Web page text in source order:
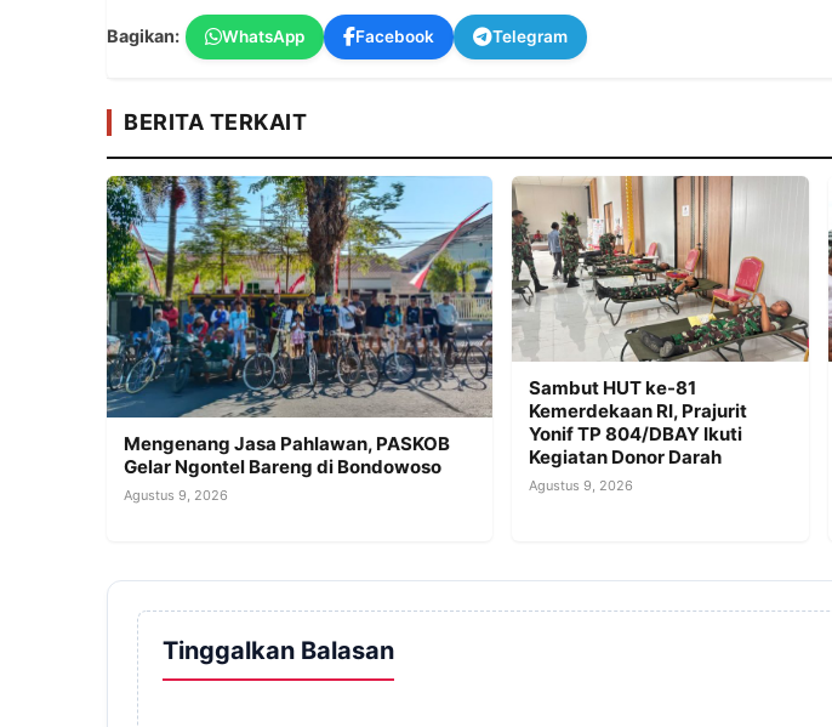
Bagikan: WhatsApp Facebook Telegram
BERITA TERKAIT
Mengenang Jasa Pahlawan, PASKOB
Gelar Ngontel Bareng di Bondowoso
Agustus 9, 2026
Sambut HUT ke-81
Kemerdekaan RI, Prajurit
Yonif TP 804/DBAY Ikuti
Kegiatan Donor Darah
Agustus 9, 2026
Tinggalkan Balasan